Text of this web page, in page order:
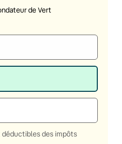
de Vert
déductibles des impôts